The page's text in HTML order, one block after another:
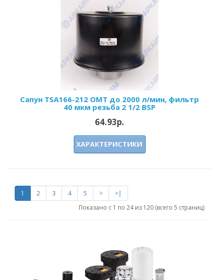
Сапун TSA166-212 OMT до 2000 л/мин, фильтр
40 мкм резьба 2 1/2 BSP
64.93р.
ХАРАКТЕРИСТИКИ
1 2 3 4 5 >
>|
Показано с 1 по 24 из 120 (всего 5 страниц)